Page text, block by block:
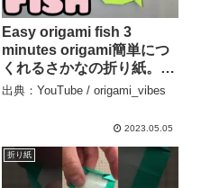
Easy origami fish 3
minutes origami簡単につ
くれるさかなの折り紙。 –
origami_vibes
出典：YouTube / origami_vibes
2023.05.05
折り紙